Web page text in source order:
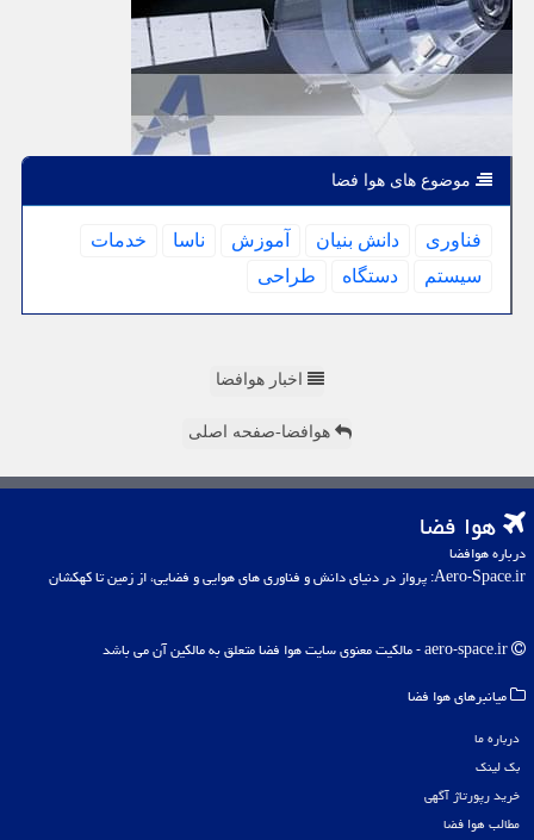
موضوع های هوا فضا
فناوری دانش بنیان آموزش ناسا
خدمات
سیستم
دستگاه طراحی
اخبار هوافضا
هوافضا-صفحه اصلی
هوا فضا
درباره هوافضا
Aero-Space.ir: پرواز در دنیای دانش و فناوری های هوایی و فضایی، از زمین تا کهکشان
میانبرهای هوا فضا
درباره ما
بک لینک
خرید رپورتاژ آگهی
مطالب هوا فضا